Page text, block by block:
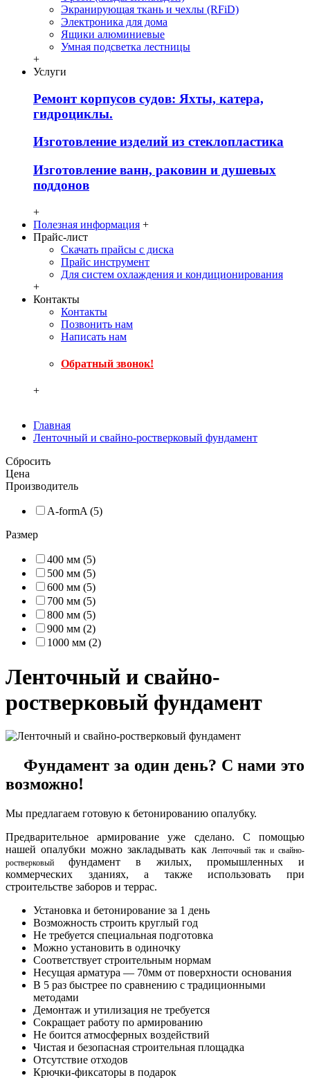
Экранирующая ткань и чехлы (RFiD)
Электроника для дома
Ящики алюминиевые
Умная подсветка лестницы
+
Услуги
Ремонт корпусов судов: Яхты, катера,
гидроциклы.
Изготовление изделий из стеклопластика
Изготовление ванн, раковин и душевых
поддонов
+
Полезная информация +
Прайс-лист
Скачать прайсы с диска
Прайс инструмент
Для систем охлаждения и кондиционирования
+
Контакты
Контакты
Позвонить нам
Написать нам
Обратный звонок!
+
Главная
Ленточный и свайно-ростверковый фундамент
Сбросить
Цена
Производитель
A-formA (5)
Размер
400 мм (5)
500 мм (5)
600 мм (5)
700 мм (5)
800 мм (5)
900 мм (2)
1000 мм (2)
Ленточный и свайно-
ростверковый фундамент
Фундамент за один день? С нами это
возможно!
Мы предлагаем готовую к бетонированию опалубку.
Предварительное армирование уже сделано. С помощью
нашей опалубки можно закладывать как ленточный так и свайно-
ростверковый фундамент в жилых, промышленных и
коммерческих зданиях, а также использовать при
строительстве заборов и террас.
Установка и бетонирование за 1 день
Возможность строить круглый год
Не требуется специальная подготовка
Можно установить в одиночку
Соответствует строительным нормам
Несущая арматура — 70мм от поверхности основания
В 5 раз быстрее по сравнению с традиционными
методами
Демонтаж и утилизация не требуется
Сокращает работу по армированию
Не боится атмосферных воздействий
Чистая и безопасная строительная площадка
Отсутствие отходов
Крючки-фиксаторы в подарок